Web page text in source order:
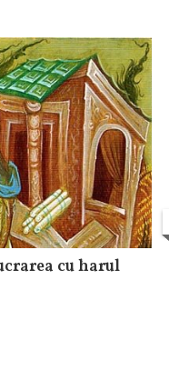
cu harul